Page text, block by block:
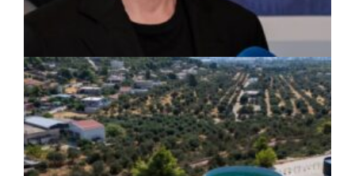
ΡΕΠΟΡΤΑΖ | 07/08/2026 · 17:27
Ο Δούκας για έργα, καθαριότητα και τη
μάχη των επόμενων εκλογών: «Η καλύτερη
μου να κατέβει ο Μπακογιάννης»